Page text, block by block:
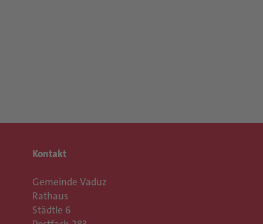
Kontakt
Gemeinde Vaduz
Rathaus
Städtle 6